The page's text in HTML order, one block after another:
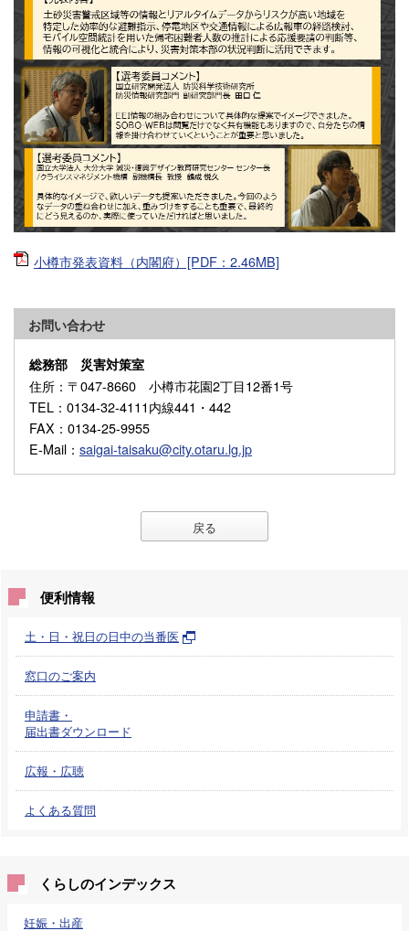
小樽市発表資料（内閣府）[PDF：2.46MB]
お問い合わせ
総務部 災害対策室
住所 ：〒047-8660 小樽市花園2丁目12番1号
TEL ：0134-32-4111内線441・442
FAX ：0134-25-9955
E-Mail ： saigai-taisaku@city.otaru.lg.jp
戻る
便利情報
土・日・祝日の日中の当番医
窓口のご案内
申請書・
届出書ダウンロード
広報・広聴
よくある質問
くらしのインデックス
妊娠・出産